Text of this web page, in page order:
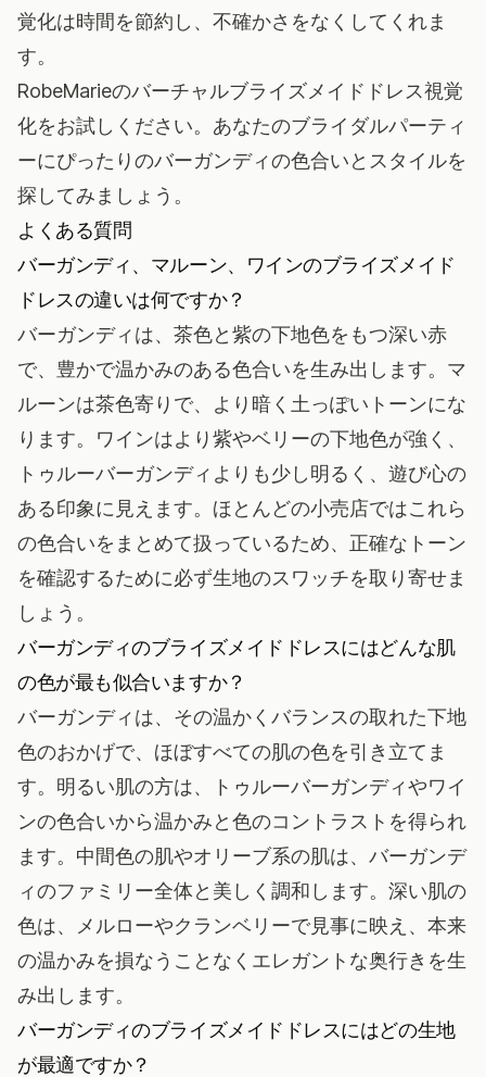
覚化は時間を節約し、不確かさをなくしてくれま
す。
RobeMarieのバーチャルブライズメイドドレス視覚
化をお試しください。あなたのブライダルパーティ
ーにぴったりのバーガンディの色合いとスタイルを
探してみましょう。
よくある質問
バーガンディ、マルーン、ワインのブライズメイド
ドレスの違いは何ですか？
バーガンディは、茶色と紫の下地色をもつ深い赤
で、豊かで温かみのある色合いを生み出します。マ
ルーンは茶色寄りで、より暗く土っぽいトーンにな
ります。ワインはより紫やベリーの下地色が強く、
トゥルーバーガンディよりも少し明るく、遊び心の
ある印象に見えます。ほとんどの小売店ではこれら
の色合いをまとめて扱っているため、正確なトーン
を確認するために必ず生地のスワッチを取り寄せま
しょう。
バーガンディのブライズメイドドレスにはどんな肌
の色が最も似合いますか？
バーガンディは、その温かくバランスの取れた下地
色のおかげで、ほぼすべての肌の色を引き立てま
す。明るい肌の方は、トゥルーバーガンディやワイ
ンの色合いから温かみと色のコントラストを得られ
ます。中間色の肌やオリーブ系の肌は、バーガンデ
ィのファミリー全体と美しく調和します。深い肌の
色は、メルローやクランベリーで見事に映え、本来
の温かみを損なうことなくエレガントな奥行きを生
み出します。
バーガンディのブライズメイドドレスにはどの生地
が最適ですか？